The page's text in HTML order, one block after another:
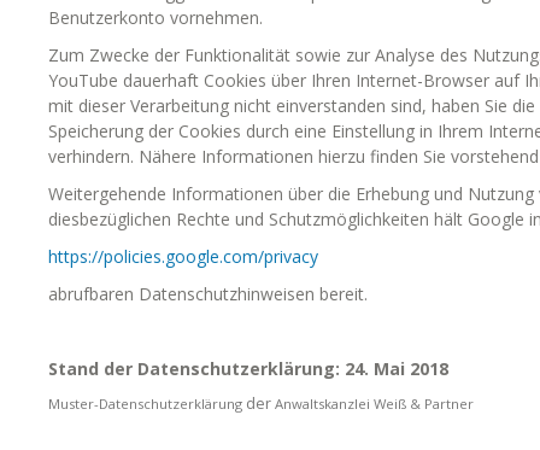
Benutzerkonto vornehmen.
Zum Zwecke der Funktionalität sowie zur Analyse des
YouTube dauerhaft Cookies über Ihren Internet-Browser auf
mit dieser Verarbeitung nicht einverstanden sind, haben Sie
Speicherung der Cookies durch eine Einstellung in Ihrem
verhindern. Nähere Informationen hierzu finden Sie vorstehend
Weitergehende Informationen über die Erhebung und
diesbezüglichen Rechte und Schutzmöglichkeiten hält Google
https://policies.google.com/privacy
abrufbaren Datenschutzhinweisen bereit.
Stand der Datenschutzerklärung: 24. Mai 2018
Muster-Datenschutzerklärung der Anwaltskanzlei Weiß & Partner